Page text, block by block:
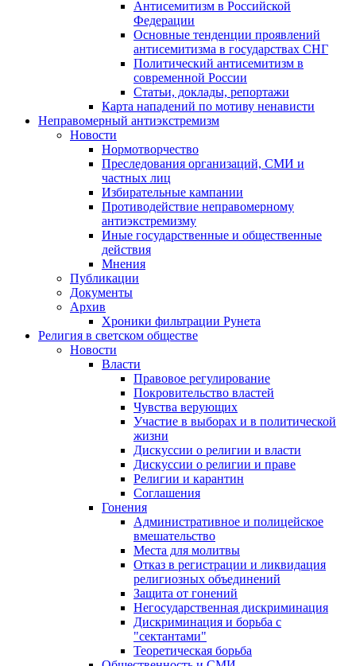
Антисемитизм в Российской
Федерации
Основные тенденции проявлений
антисемитизма в государствах СНГ
Политический антисемитизм в
современной России
Статьи, доклады, репортажи
Карта нападений по мотиву ненависти
Неправомерный антиэкстремизм
Новости
Нормотворчество
Преследования организаций, СМИ и
частных лиц
Избирательные кампании
Противодействие неправомерному
антиэкстремизму
Иные государственные и общественные
действия
Мнения
Публикации
Документы
Архив
Хроники фильтрации Рунета
Религия в светском обществе
Новости
Власти
Правовое регулирование
Покровительство властей
Чувства верующих
Участие в выборах и в политической
жизни
Дискуссии о религии и власти
Дискуссии о религии и праве
Религии и карантин
Соглашения
Гонения
Административное и полицейское
вмешательство
Места для молитвы
Отказ в регистрации и ликвидация
религиозных объединений
Защита от гонений
Негосударственная дискриминация
Дискриминация и борьба с
"сектантами"
Теоретическая борьба